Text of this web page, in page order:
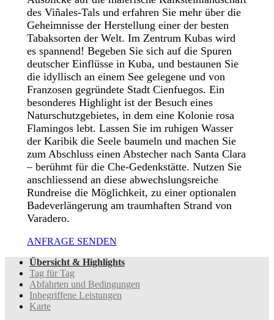
des Viñales-Tals und erfahren Sie mehr über die
Geheimnisse der Herstellung einer der besten
Tabaksorten der Welt. Im Zentrum Kubas wird
es spannend! Begeben Sie sich auf die Spuren
deutscher Einflüsse in Kuba, und bestaunen Sie
die idyllisch an einem See gelegene und von
Franzosen gegründete Stadt Cienfuegos. Ein
besonderes Highlight ist der Besuch eines
Naturschutzgebietes, in dem eine Kolonie rosa
Flamingos lebt. Lassen Sie im ruhigen Wasser
der Karibik die Seele baumeln und machen Sie
zum Abschluss einen Abstecher nach Santa Clara
– berühmt für die Che-Gedenkstätte. Nutzen Sie
anschliessend an diese abwechslungsreiche
Rundreise die Möglichkeit, zu einer optionalen
Badeverlängerung am traumhaften Strand von
Varadero.
ANFRAGE SENDEN
Übersicht & Highlights
Tag für Tag
Abfahrten und Bedingungen
Inbegriffene Leistungen
Karte